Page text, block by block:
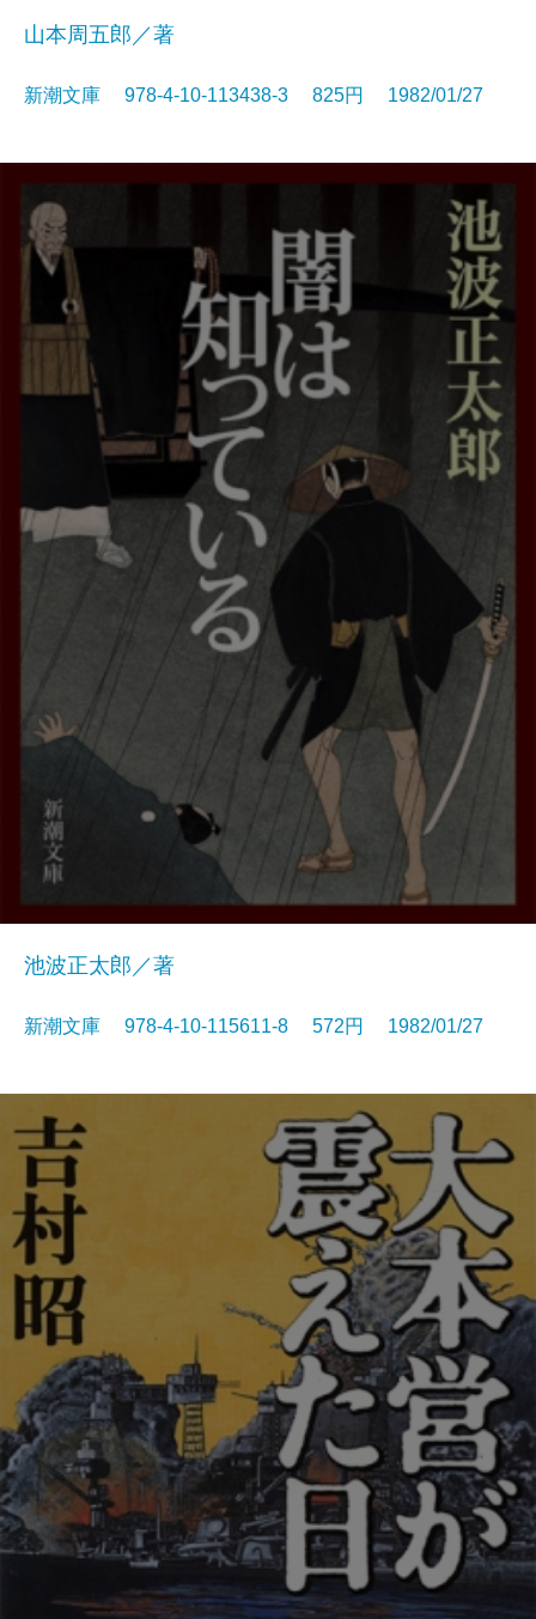
山本周五郎／著
新潮文庫 978-4-10-113438-3 825円 1982/01/27
池波正太郎／著
新潮文庫 978-4-10-115611-8 572円 1982/01/27